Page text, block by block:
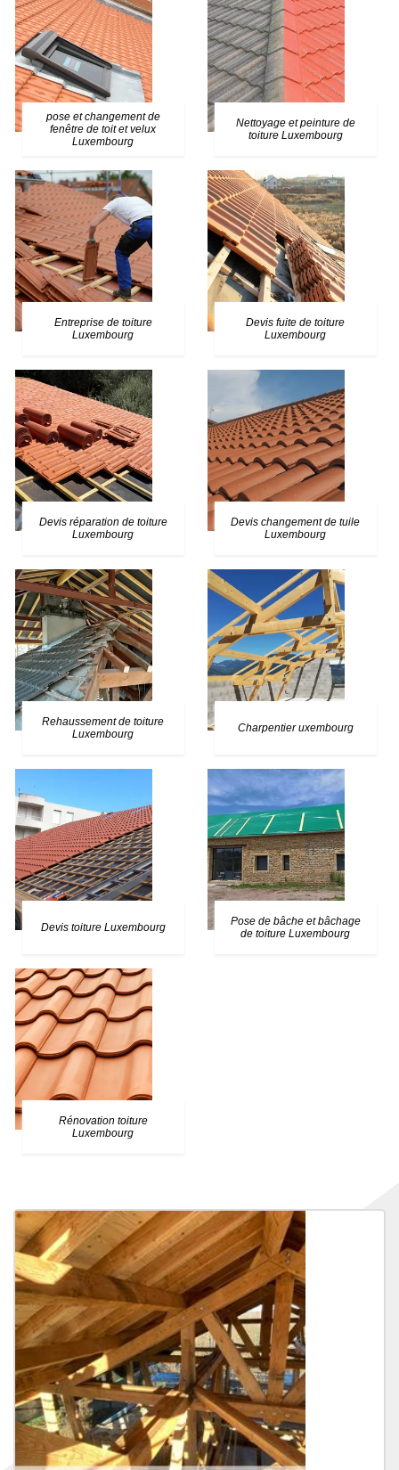
pose et changement de
fenêtre de toit et velux
Luxembourg
Nettoyage et peinture de
toiture Luxembourg
Entreprise de toiture
Luxembourg
Devis fuite de toiture
Luxembourg
Devis réparation de toiture
Luxembourg
Devis changement de tuile
Luxembourg
Rehaussement de toiture
Luxembourg
Charpentier uxembourg
Devis toiture Luxembourg
Pose de bâche et bâchage
de toiture Luxembourg
Rénovation toiture
Luxembourg